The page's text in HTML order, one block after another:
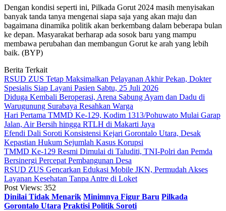
Dengan kondisi seperti ini, Pilkada Gorut 2024 masih menyisakan
banyak tanda tanya mengenai siapa saja yang akan maju dan
bagaimana dinamika politik akan berkembang dalam beberapa bulan
ke depan. Masyarakat berharap ada sosok baru yang mampu
membawa perubahan dan membangun Gorut ke arah yang lebih
baik. (BYP)
Berita Terkait
RSUD ZUS Tetap Maksimalkan Pelayanan Akhir Pekan, Dokter
Spesialis Siap Layani Pasien Sabtu, 25 Juli 2026
Diduga Kembali Beroperasi, Arena Sabung Ayam dan Dadu di
Warugunung Surabaya Resahkan Warga
Hari Pertama TMMD Ke-129, Kodim 1313/Pohuwato Mulai Garap
Jalan, Air Bersih hingga RTLH di Makarti Jaya
Efendi Dali Soroti Konsistensi Kejari Gorontalo Utara, Desak
Kepastian Hukum Sejumlah Kasus Korupsi
TMMD Ke-129 Resmi Dimulai di Taluditi, TNI-Polri dan Pemda
Bersinergi Percepat Pembangunan Desa
RSUD ZUS Gencarkan Edukasi Mobile JKN, Permudah Akses
Layanan Kesehatan Tanpa Antre di Loket
Post Views: 352
Dinilai Tidak Menarik Minimnya Figur Baru Pilkada
Gorontalo Utara Praktisi Politik Soroti